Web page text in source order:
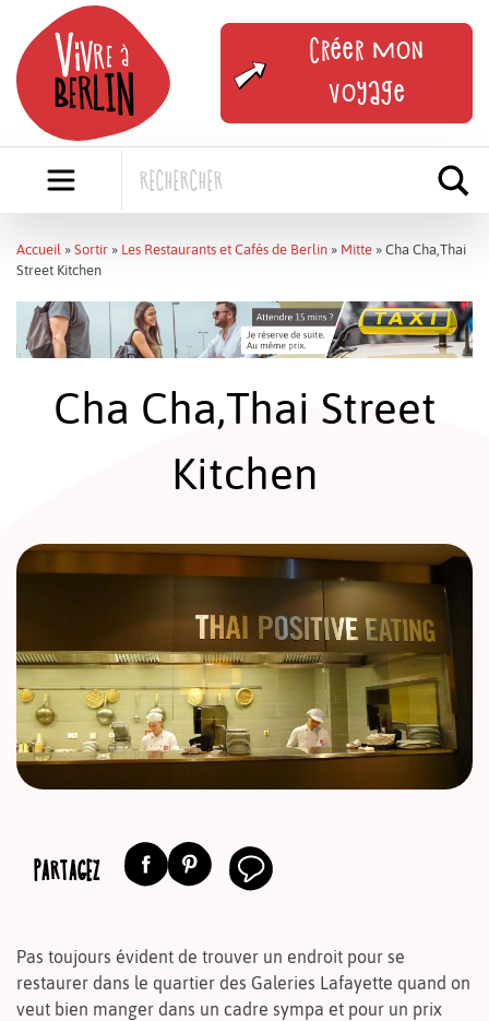
content
Créer mon
voyage
Accueil » Sortir » Les Restaurants et Cafés de Berlin » Mitte » Cha Cha,Thai
Street Kitchen
Cha Cha,Thai Street
Kitchen
PARTAGEZ
Pas toujours évident de trouver un endroit pour se
restaurer dans le quartier des Galeries Lafayette quand on
veut bien manger dans un cadre sympa et pour un prix